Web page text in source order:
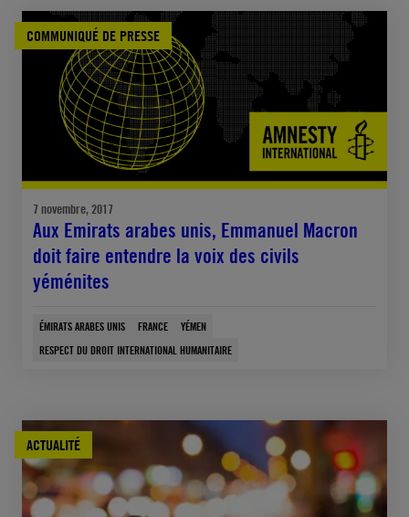
COMMUNIQUÉ DE PRESSE
7 novembre, 2017
Aux Emirats arabes unis, Emmanuel Macron
doit faire entendre la voix des civils
yéménites
ÉMIRATS ARABES UNIS FRANCE
YÉMEN
RESPECT DU DROIT INTERNATIONAL HUMANITAIRE
ACTUALITÉ